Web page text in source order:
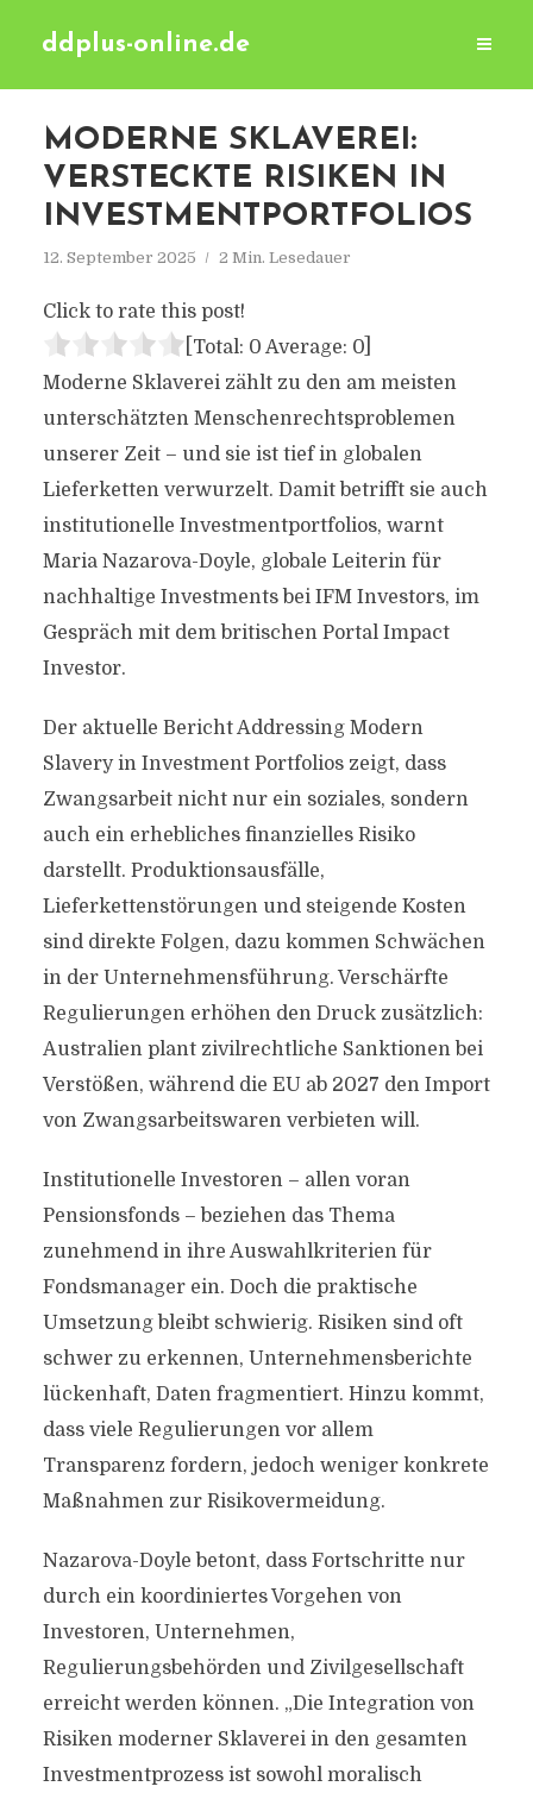
ddplus-online.de
MODERNE SKLAVEREI:
VERSTECKTE RISIKEN IN
INVESTMENTPORTFOLIOS
12. September 2025 2 Min. Lesedauer
Click to rate this post!
[Total: 0 Average: 0]
Moderne Sklaverei zählt zu den am meisten
unterschätzten Menschenrechtsproblemen
unserer Zeit – und sie ist tief in globalen
Lieferketten verwurzelt. Damit betrifft sie auch
institutionelle Investmentportfolios, warnt
Maria Nazarova-Doyle, globale Leiterin für
nachhaltige Investments bei IFM Investors, im
Gespräch mit dem britischen Portal Impact
Investor.
Der aktuelle Bericht Addressing Modern
Slavery in Investment Portfolios zeigt, dass
Zwangsarbeit nicht nur ein soziales, sondern
auch ein erhebliches finanzielles Risiko
darstellt. Produktionsausfälle,
Lieferkettenstörungen und steigende Kosten
sind direkte Folgen, dazu kommen Schwächen
in der Unternehmensführung. Verschärfte
Regulierungen erhöhen den Druck zusätzlich:
Australien plant zivilrechtliche Sanktionen bei
Verstößen, während die EU ab 2027 den Import
von Zwangsarbeitswaren verbieten will.
Institutionelle Investoren – allen voran
Pensionsfonds – beziehen das Thema
zunehmend in ihre Auswahlkriterien für
Fondsmanager ein. Doch die praktische
Umsetzung bleibt schwierig. Risiken sind oft
schwer zu erkennen, Unternehmensberichte
lückenhaft, Daten fragmentiert. Hinzu kommt,
dass viele Regulierungen vor allem
Transparenz fordern, jedoch weniger konkrete
Maßnahmen zur Risikovermeidung.
Nazarova-Doyle betont, dass Fortschritte nur
durch ein koordiniertes Vorgehen von
Investoren, Unternehmen,
Regulierungsbehörden und Zivilgesellschaft
erreicht werden können. „Die Integration von
Risiken moderner Sklaverei in den gesamten
Investmentprozess ist sowohl moralisch